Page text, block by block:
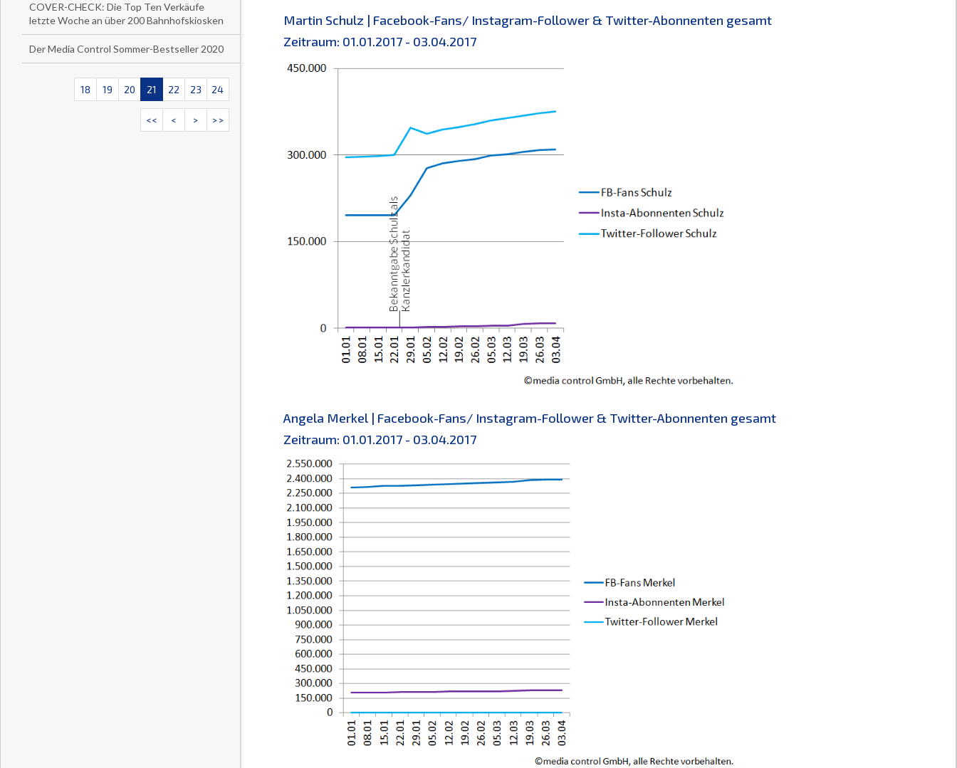
COVER-CHECK: Die Top Ten Verkäufe
letzte Woche an über 200 Bahnhofskiosken
Der Media Control Sommer-Bestseller 2020
18 19 20 21 22 23 24
<< < > >>
Martin Schulz | Facebook-Fans/ Instagram-Follower & Twitter-Abonnenten gesamt
Zeitraum: 01.01.2017 - 03.04.2017
Angela Merkel | Facebook-Fans/ Instagram-Follower & Twitter-Abonnenten gesamt
Zeitraum: 01.01.2017 - 03.04.2017